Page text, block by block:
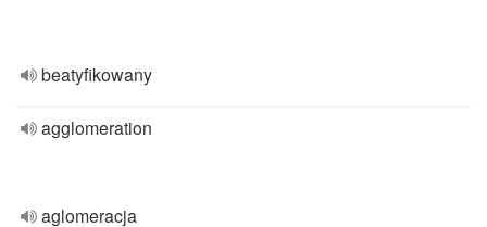
beatyfikowany
agglomeration
aglomeracja